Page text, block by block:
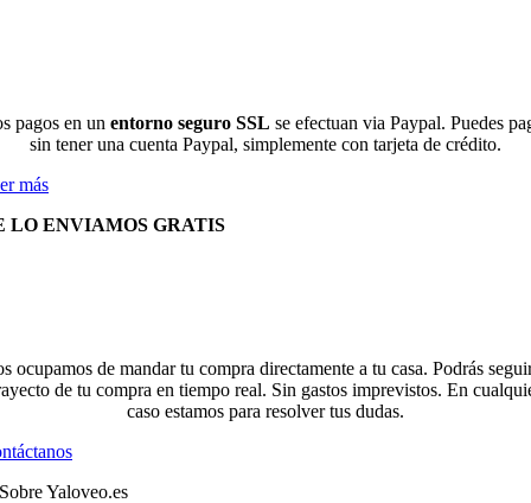
pagos en un entorno seguro SSL se efectuan via Paypal. Puedes
sin tener una cuenta Paypal, simplemente con tarjeta de crédito.
más
LO ENVIAMOS GRATIS
ocupamos de mandar tu compra directamente a tu casa. Podrás
de tu compra en tiempo real. Sin gastos imprevistos. En
caso estamos para resolver tus dudas.
Sobre Yaloveo.es